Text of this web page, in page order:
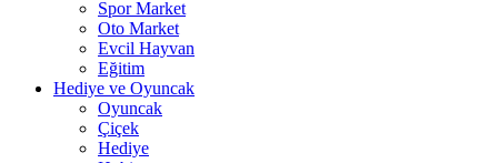
Spor Market
Oto Market
Evcil Hayvan
Eğitim
Hediye ve Oyuncak
Oyuncak
Çiçek
Hediye